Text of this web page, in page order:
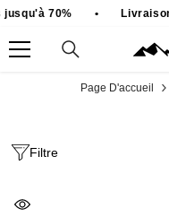
PASSER AU CONTENU
70% Livraison
Page D'accueil
Filtre